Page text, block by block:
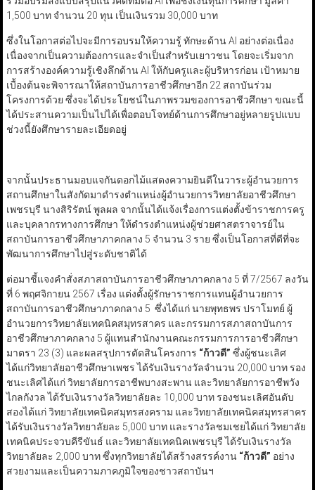
1,500 บาท จำนวน 20 ทุน เป็นเงินรวม 30,000 บาท
ซึ่งในโอกาสต่อไปจะมีการอบรมให้ความรู้ ทักษะด้าน AI อย่างต่อเนื่อง
เนื่องจากเป็นความต้องการและจำเป็นสำหรับเยาวชน โดยจะเริ่มจาก
การสร้างองค์ความรู้เชิงลึกด้าน AI ให้กับครูและผู้บริหารก่อน เป้าหมาย
เบื้องต้นจะพิจารณาให้สถาบันการอาชีวศึกษาอีก 22 สถาบันร่วม
โครงการด้วย ซึ่งจะได้ประโยชน์ในภาพรวมของการอาชีวศึกษา ขณะนี้
ได้ประสานความเป็นไปได้เพื่อตอบโจทย์ด้านการศึกษาอยู่หลายรูปแบบ
ช่วงนี้ยังศึกษารายละเอียดอยู่
จากนั้นประธานมอบแจกันดอกไม้แสดงความยินดีในวาระผู้อำนวยการ
สถานศึกษาในสังกัดมาดำรงตำแหน่งผู้อำนวยการวิทยาลัยอาชีวศึกษา
เพชรบุรี นางสิริรัตน์ พูลผล จากนั้นได้แจ้งเรื่องการแต่งตั้งข้าราชการครู
และบุคลากรทางการศึกษา ให้ดำรงตำแหน่งผู้ช่วยศาสตราจารย์ใน
สถาบันการอาชีวศึกษาภาคกลาง 5 จำนวน 3 ราย ซึ่งเป็นโอกาสที่ดีที่จะ
พัฒนาการศึกษาไปสู่ระดับชาติได้
ต่อมาชี้แจงคำสั่งสภาสถาบันการอาชีวศึกษาภาคกลาง 5 ที่ 7/2567 ลงวัน
ที่ 6 พฤศจิกายน 2567 เรื่อง แต่งตั้งผู้รักษาราชการแทนผู้อำนวยการ
สถาบันการอาชีวศึกษาภาคกลาง 5 ซึ่งได้แก่ นายพุทธพร ปราโมทย์ ผู้
อำนวยการวิทยาลัยเทคนิคสมุทรสาคร และกรรมการสภาสถาบันการ
อาชีวศึกษาภาคกลาง 5 ผู้แทนสำนักงานคณะกรรมการการอาชีวศึกษา
มาตรา 23 (3) และผลสรุปการตัดสินโครงการ “ก้าวดี” ซึ่งผู้ชนะเลิศ
ได้แก่วิทยาลัยอาชีวศึกษาเพชร ได้รับเงินรางวัลจำนวน 20,000 บาท รอง
ชนะเลิศได้แก่ วิทยาลัยการอาชีพบางสะพาน และวิทยาลัยการอาชีพวัง
ไกลกังวล ได้รับเงินรางวัลวิทยาลัยละ 10,000 บาท รองชนะเลิศอันดับ
สองได้แก่ วิทยาลัยเทคนิคสมุทรสงคราม และวิทยาลัยเทคนิคสมุทรสาคร
ได้รับเงินรางวัลวิทยาลัยละ 5,000 บาท และรางวัลชมเชยได้แก่ วิทยาลัย
เทคนิคประจวบคีรีขันธ์ และวิทยาลัยเทคนิคเพชรบุรี ได้รับเงินรางวัล
วิทยาลัยละ 2,000 บาท ซึ่งทุกวิทยาลัยได้สร้างสรรค์งาน “ก้าวดี” อย่าง
สวยงามและเป็นความภาคภูมิใจของชาวสถาบันฯ